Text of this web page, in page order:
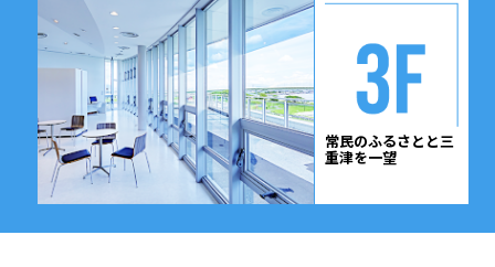
常民のふるさとと三
重津を一望